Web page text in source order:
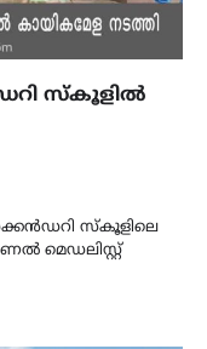
സ്കൂളിൽ
സ്കൂളിലെ
മെഡലിസ്റ്റ്